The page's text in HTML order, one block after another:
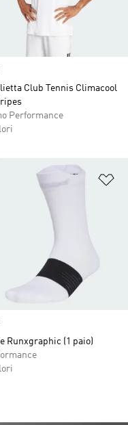
Club Tennis Climacool
Performance
alla lista dei desideri
Runxgraphic (1 paio)